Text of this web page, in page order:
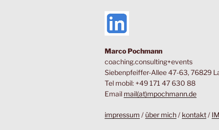
Marco Pochmann
coaching.consulting+events
Siebenpfeiffer-Allee 47-63, 76829
Tel mobil: +49 171 47 630 88
Email mail(at)mpochmann.de
impressum / über mich/ kontakt/